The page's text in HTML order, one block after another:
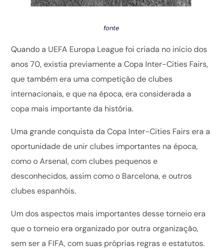
fonte
Quando a UEFA Europa League foi criada no início dos
anos 70, existia previamente a Copa Inter-Cities Fairs,
que também era uma competição de clubes
internacionais, e que na época, era considerada a
copa mais importante da história.
Uma grande conquista da Copa Inter-Cities Fairs era a
oportunidade de unir clubes importantes na época,
como o Arsenal, com clubes pequenos e
desconhecidos, assim como o Barcelona, e outros
clubes espanhóis.
Um dos aspectos mais importantes desse torneio era
que o torneio era organizado por outra organização,
sem ser a FIFA, com suas próprias regras e estatutos.